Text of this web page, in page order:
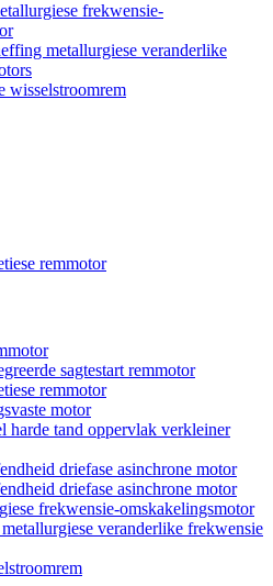
frekwensie-
metallurgiese veranderlike
wisselstroomrem
remmotor
sagtestart remmotor
remmotor
motor
harde tand oppervlak verkleiner
driefase asinchrone motor
driefase asinchrone motor
frekwensie-omskakelingsmotor
veranderlike frekwensie